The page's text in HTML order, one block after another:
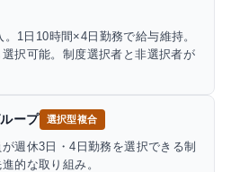
1日10時間×4日勤務で給与維持。
択可能。制度選択者と非選択者が
ープ 選択型複合
週休3日・4日勤務を選択できる制
的な取り組み。